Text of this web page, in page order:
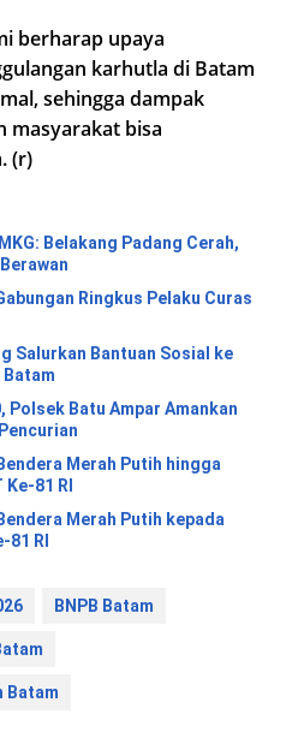
berharap upaya
karhutla di Batam
sehingga dampak
masyarakat bisa
(r)
Belakang Padang Cerah,
Ringkus Pelaku Curas
Salurkan Bantuan Sosial ke
Polsek Batu Ampar Amankan
Merah Putih hingga
81 RI
Merah Putih kepada
81 RI
BNPB Batam
Batam